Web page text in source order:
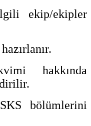
ekip/ekipler
hakkında
bölümlerini